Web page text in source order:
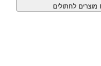
לחתולים